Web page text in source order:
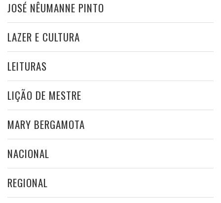
JOSÉ NÊUMANNE PINTO
LAZER E CULTURA
LEITURAS
LIÇÃO DE MESTRE
MARY BERGAMOTA
NACIONAL
REGIONAL